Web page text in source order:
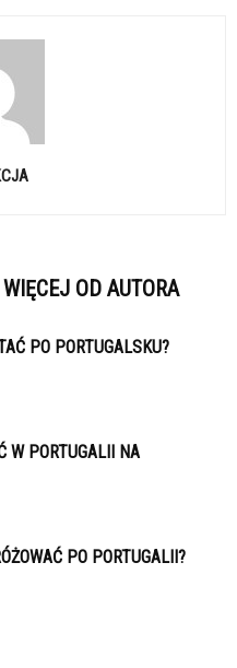
WIĘCEJ OD AUTORA
PO PORTUGALSKU?
W PORTUGALII NA
PO PORTUGALII?